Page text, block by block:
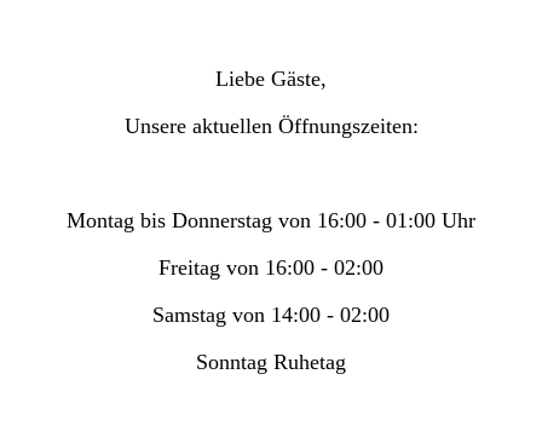
Liebe Gäste,
Unsere aktuellen Öffnungszeiten:
Montag bis Donnerstag von 16:00 - 01:00 Uhr
Freitag von 16:00 - 02:00
Samstag von 14:00 - 02:00
Sonntag Ruhetag